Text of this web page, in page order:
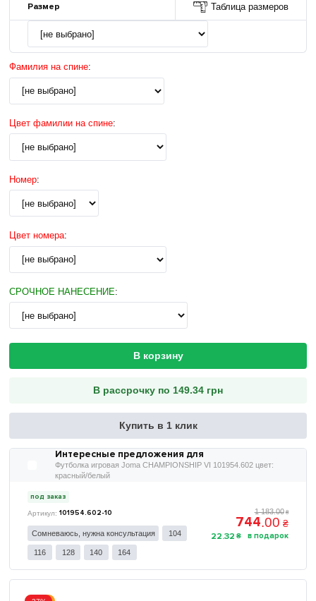
Размер Таблица размеров
Фамилия на спине:
Цвет фамилии на спине:
Номер:
Цвет номера:
СРОЧНОЕ НАНЕСЕНИЕ:
В корзину
В рассрочку по 149.34 грн
Купить в 1 клик
Интересные предложения для
Футболка игровая Joma CHAMPIONSHIP VI 101954.602 цвет:
красный/белый
под заказ
101954.602-10
Сомневаюсь, нужна консультация 104
116 128 140 164
1 183.00 ₴
744.00 ₴
22.32 ₴